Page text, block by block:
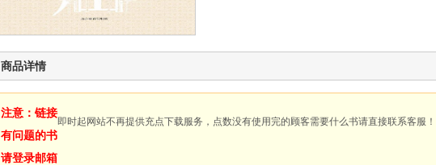
商品详情
注意：链接
有问题的书
请登录邮箱
即时起网站不再提供充点下载服务，点数没有使用完的顾客需要什么书请直接联系客服！